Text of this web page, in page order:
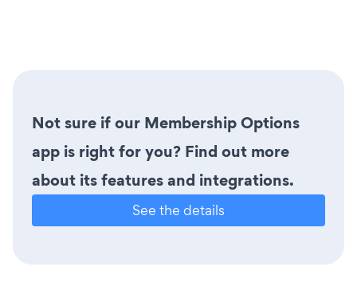
Not sure if our Membership Options
app is right for you? Find out more
about its features and integrations.
See the details